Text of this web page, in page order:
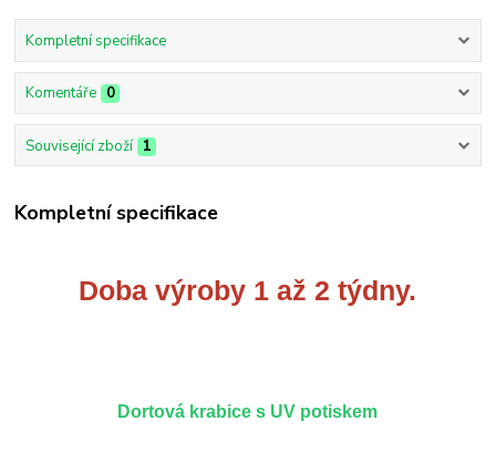
Kompletní specifikace
Komentáře 0
Související zboží 1
Kompletní specifikace
Doba výroby 1 až 2 týdny.
Dortová krabice s UV potiskem